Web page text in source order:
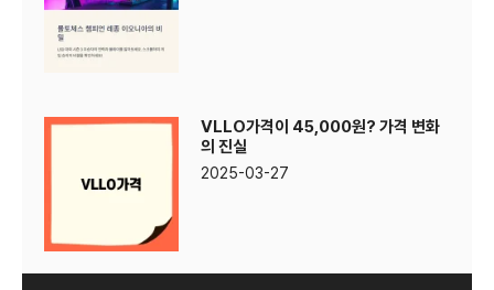
VLLO가격이 45,000원? 가격 변화
의 진실
2025-03-27